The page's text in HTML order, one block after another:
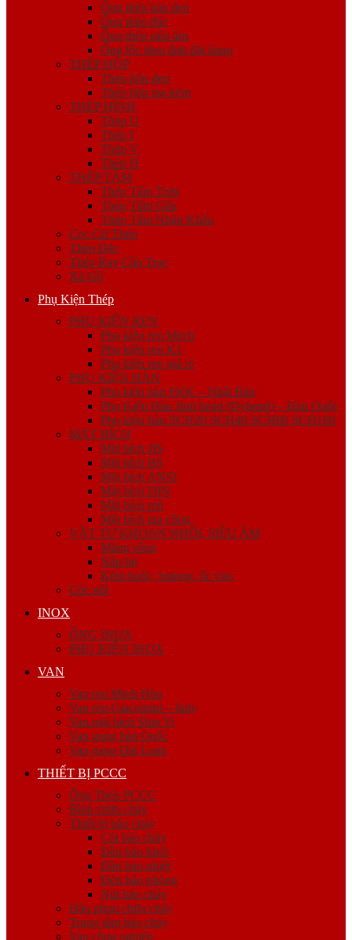
Ống thép hàn đen
Ống thép đúc
Ống thép siêu âm
Ống lốc theo đơn đặt hàng
THÉP HỘP
Thép hộp đen
Thép hộp mạ kẽm
THÉP HÌNH
Thép U
Thép I
Thép V
Thép H
THÉP TẤM
Thép Tấm Trơn
Thép Tấm Gân
Thép Tấm Nhập Khẩu
Cọc Cừ Thép
Thép Đặc
Thép Ray Cầu Trục
Xà Gồ
Phụ Kiện Thép
PHỤ KIỆN REN
Phụ kiện ren Mech
Phụ kiện ren K1
Phụ kiện ren giá rẻ
PHỤ KIỆN HÀN
Phụ kiện hàn FKK – Nhật Bản
Phụ Kiện Hàn Jinil bend (Dybend) – Hàn Quốc
Phụ kiện hàn SCH20 SCH40 SCH80 SCH160
MẶT BÍCH
Mặt bích JIS
Mặt bích BS
Mặt bích ANSI
Mặt bích DIN
Mặt bích mù
Mặt bích gia công
VẬT TƯ KHOAN NHỒI, SIÊU ÂM
Măng sông
Nắp bịt
Kẽm buộc, bulong, ốc viss
Cóc nối
INOX
ỐNG INOX
PHỤ KIỆN INOX
VAN
Van ren Minh Hòa
Van ren Giacomini – Italy
Van mặt bích Shin Yi
Van gang hàn Quốc
Van gang Đài Loan
THIẾT BỊ PCCC
Ống Thép PCCC
Bình chữa cháy
Thiết bị báo cháy
Còi báo cháy
Đầu báo khói
Đầu báo nhiệt
Đèn báo phòng
Nút báo cháy
Đầu phun chữa cháy
Trung tâm báo cháy
Van công nghiệp